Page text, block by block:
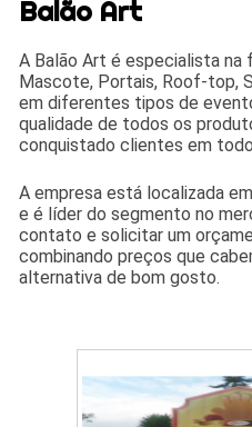
Balão Art
A Balão Art é especialista na
Mascote, Portais, Roof-top,
em diferentes tipos de
qualidade de todos os
conquistado clientes em
A empresa está localizada
e é líder do segmento no
contato e solicitar um
combinando preços que
alternativa de bom gosto.